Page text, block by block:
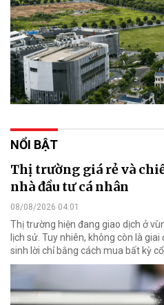
NỔI BẬT
Thị trường giá rẻ và
nhà đầu tư cá nhân
08/08/2026 04:01
Thị trường hiện đang giao dịch ở
lịch sử. Tuy nhiên, không còn là
sinh lời chỉ bằng cách mua bất kỳ